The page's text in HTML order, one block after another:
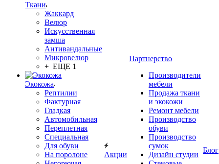
Ткани
Жаккард
Велюр
Искусственная
замша
Антивандальные
Микровелюр
+ ЕЩЕ 1
Экокожа
Рептилии
Фактурная
Гладкая
Автомобильная
Переплетная
Специальная
Для обуви
На поролоне
Акции
Партнерство
Производители
мебели
Продажа ткани
и экокожи
Ремонт мебели
Производство
обуви
Производство
сумок
Дизайн студии
Блог